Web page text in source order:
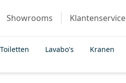
Showrooms Klantenservice
Toiletten Lavabo's Kranen